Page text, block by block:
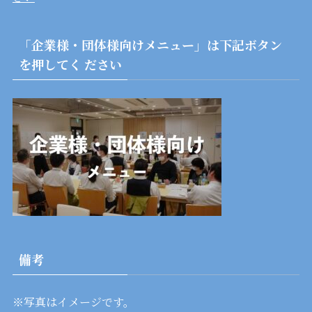
「企業様・団体様向けメニュー」は下記ボタン
を押してく ださい
備考
※写真はイメージです。